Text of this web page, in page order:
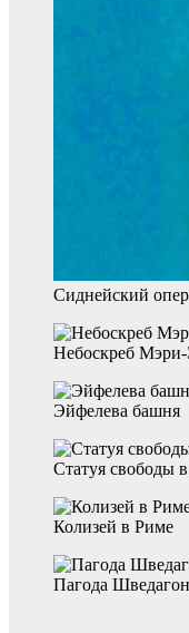
Сиднейский
Небоскреб
Эйфелева башня
Статуя свободы
Колизей в Риме
Пагода